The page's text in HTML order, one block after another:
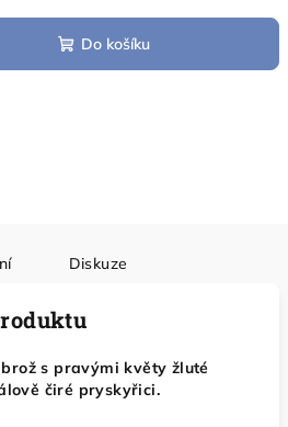
Do košíku
Diskuze
s pravými květy žluté
čiré pryskyřici.